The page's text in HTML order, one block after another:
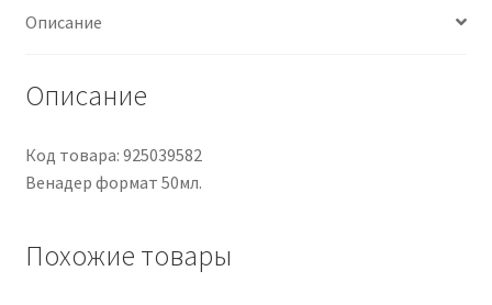
Описание
Описание
Код товара: 925039582
Венадер формат 50мл.
Похожие товары